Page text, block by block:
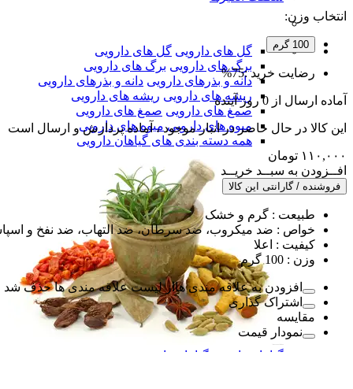
گل های دارویی گل های دارویی
برگ های دارویی برگ های دارویی
دانه و بذرهای دارویی دانه و بذرهای دارویی
ریشه های دارویی ریشه های دارویی
صمغ های دارویی صمغ های دارویی
میوه های دارویی میوه های دارویی
همه دسته بندی های گیاهان دارویی
گیاهان دارویی
گیاهان دارویی
انتخاب وزن:
100 گرم
رضایت خرید :75%
آماده ارسال از 0روز آینده
این کالا در حال حاضر در انبار موجود ، آماده پردازش و ارسال است
۱۱۰,۰۰۰ تومان
افــزودن به سبــد خریــد
فروشنده / گارانتی این کالا
طبیعت : گرم و خشک
خواص : ضد میکروب، ضد سرطان، ضد التهاب، ضد نفخ و
کیفیت :
اعلا
وزن : 100 گرم
افزودن به علاقه مندی هااز لیست علاقه مندی ها حذف شد
اشتراک گذاری
مقایسه
نمودار قیمت